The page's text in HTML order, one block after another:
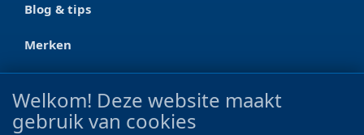
Blog & tips
Merken
CONTACT
Ootmarsumseweg 125a
Welkom! Deze website maakt
gebruik van cookies